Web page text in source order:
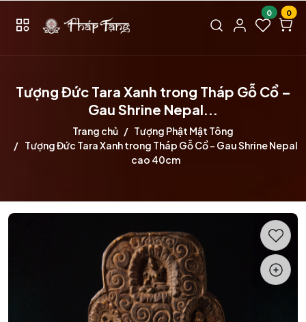
0 0
Tượng Đức Tara Xanh trong Tháp Gỗ Cổ –
Gau Shrine Nepal...
Trang chủ
Tượng Phật Mật Tông
Tượng Đức Tara Xanh trong Tháp Gỗ Cổ – Gau Shrine Nepal
cao 40cm